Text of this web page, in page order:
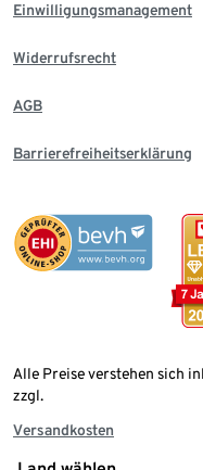
Einwilligungsmanagement
Widerrufsrecht
AGB
Barrierefreiheitserklärung
Alle Preise verstehen sich
zzgl.
Versandkosten